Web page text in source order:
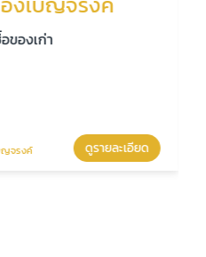
ของเก่า
ญจรงค์ ดูรายละเอียด